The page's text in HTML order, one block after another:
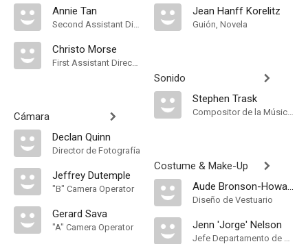
Annie Tan
Second Assistant Director
Christo Morse
First Assistant Director
Cámara
Declan Quinn
Director de Fotografía
Jeffrey Dutemple
"B" Camera Operator
Gerard Sava
"A" Camera Operator
Jean Hanff Korelitz
Guión, Novela
Sonido
Stephen Trask
Compositor de la Música Original
Costume & Make-Up
Aude Bronson-Howard
Diseño de Vestuario
Jenn 'Jorge' Nelson
Jefe Departamento de Maquillaje